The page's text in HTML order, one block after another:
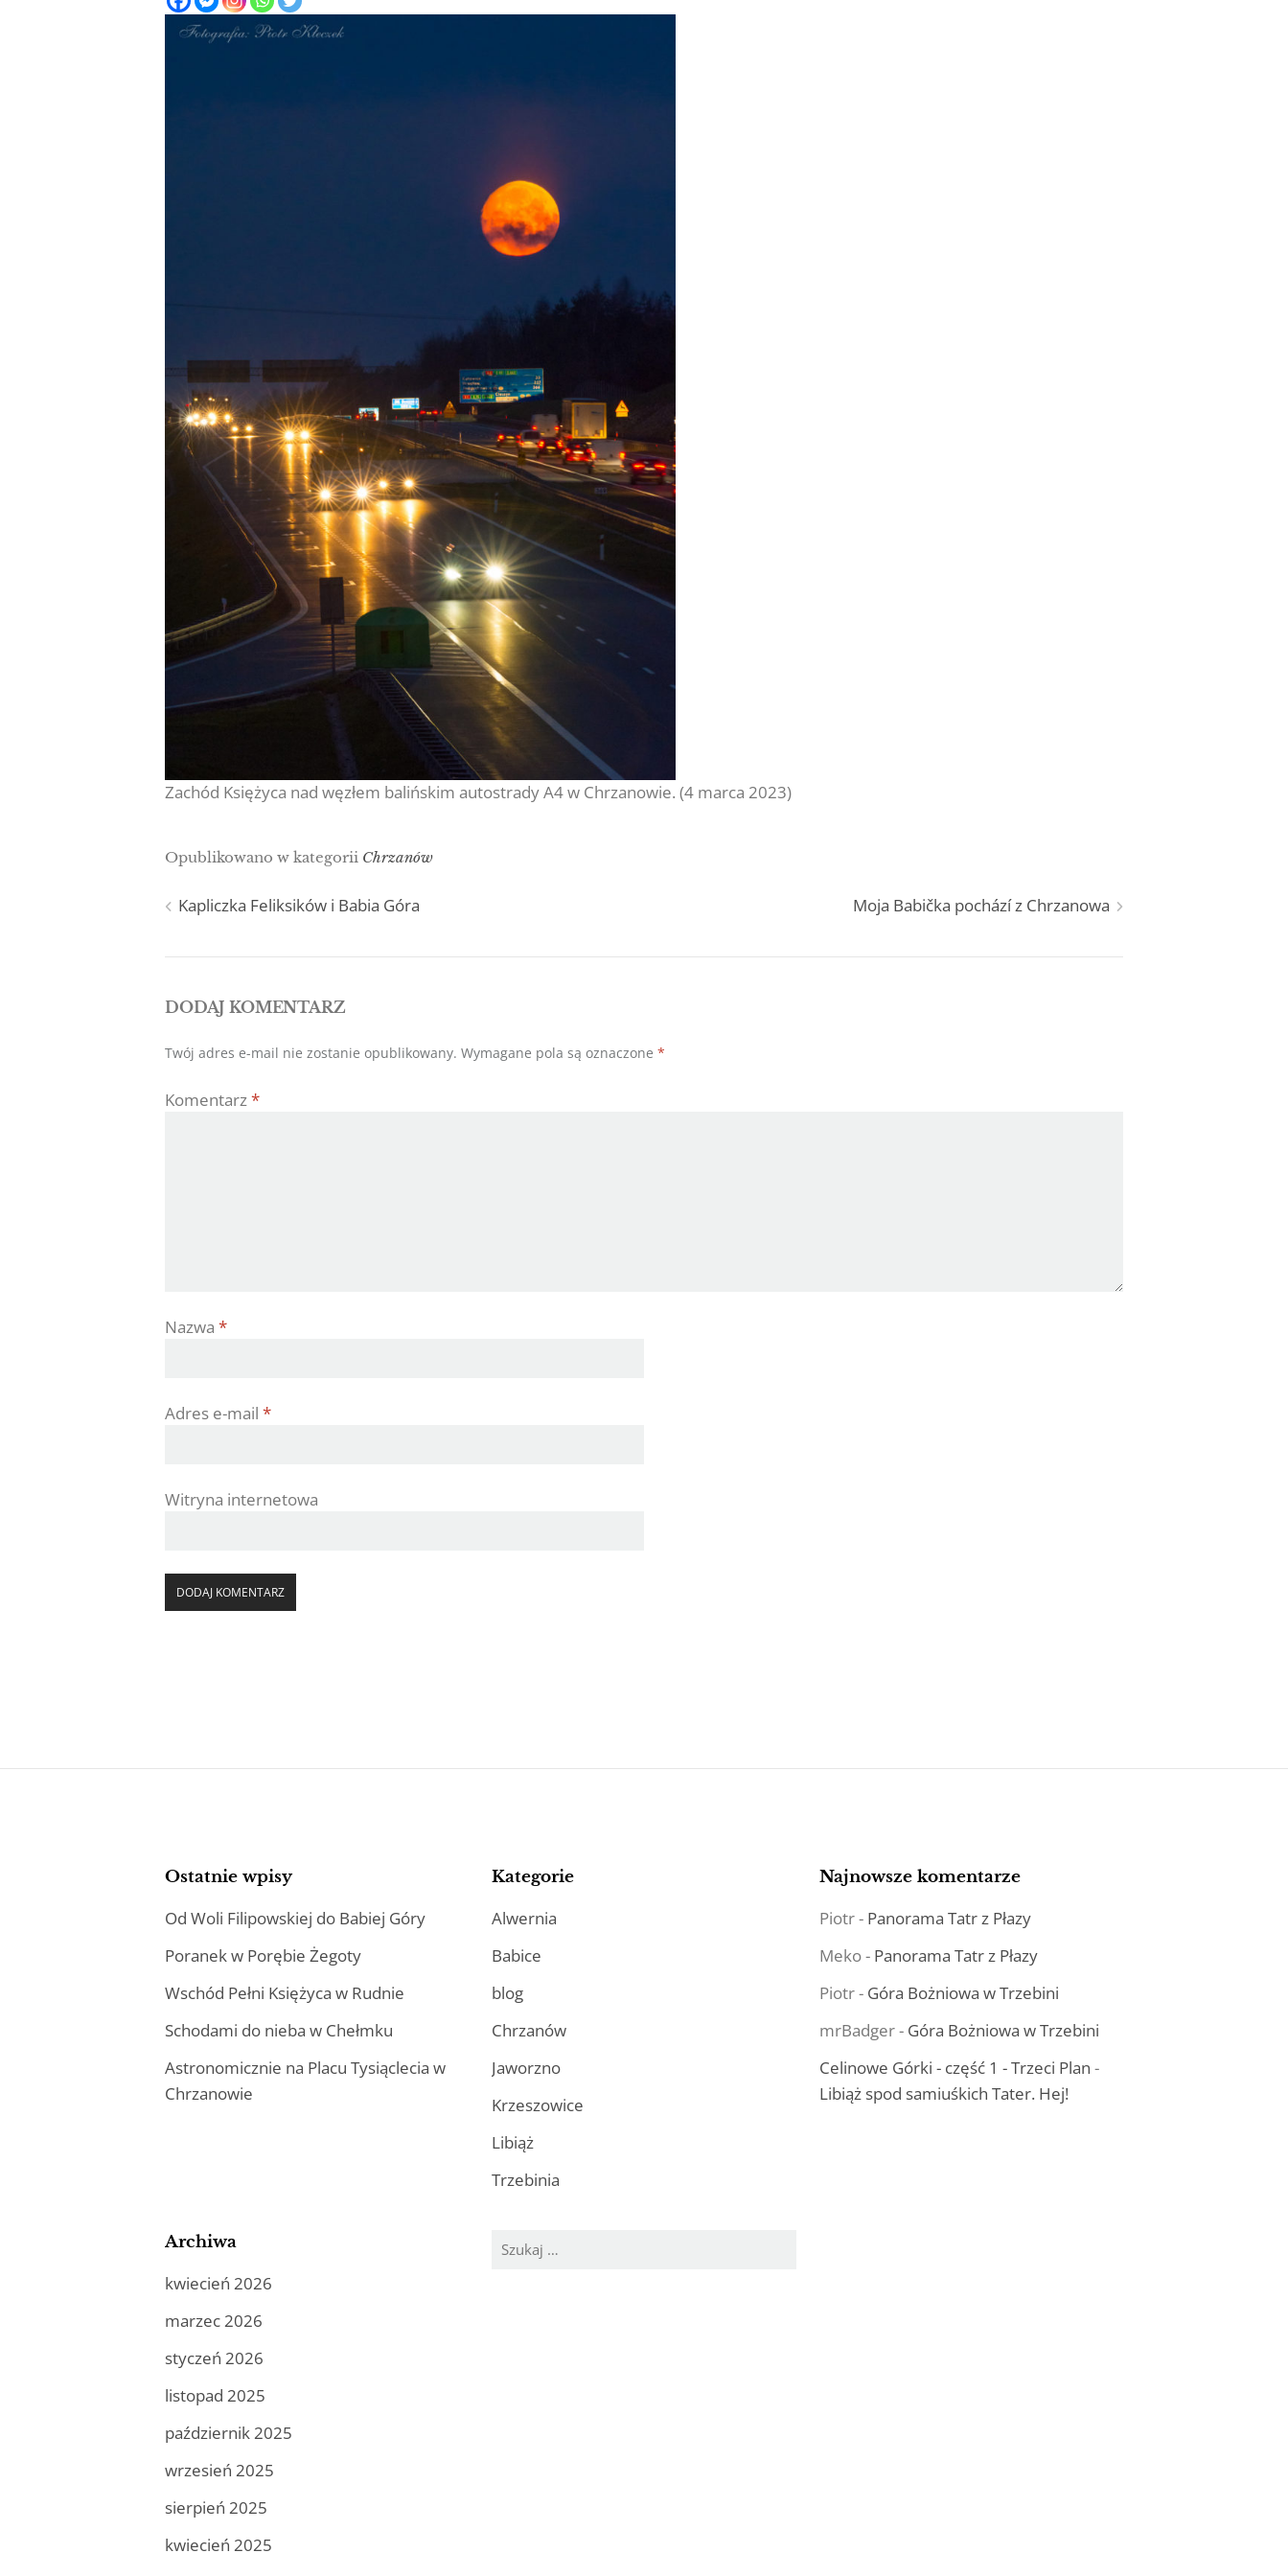
Zachód Księżyca nad węzłem balińskim autostrady A4 w Chrzanowie. (4 marca 2023)
Opublikowano w kategorii Chrzanów
Nawigacja
wpisu
Kapliczka Feliksików i Babia Góra Moja Babička pochází z Chrzanowa
DODAJ KOMENTARZ
Twój adres e-mail nie zostanie opublikowany. Wymagane pola są oznaczone *
Komentarz*
Nazwa *
Adres e-mail *
Witryna internetowa
Ostatnie wpisy
Od Woli Filipowskiej do Babiej Góry
Poranek w Porębie Żegoty
Wschód Pełni Księżyca w Rudnie
Schodami do nieba w Chełmku
Astronomicznie na Placu Tysiąclecia w
Chrzanowie
Kategorie
Alwernia
Babice
blog
Chrzanów
Jaworzno
Krzeszowice
Libiąż
Trzebinia
Najnowsze komentarze
Piotr- Panorama Tatr z Płazy
Meko- Panorama Tatr z Płazy
Piotr- Góra Bożniowa w Trzebini
mrBadger- Góra Bożniowa w Trzebini
Celinowe Górki - część 1 - Trzeci Plan -
Libiąż spod samiuśkich Tater. Hej!
Archiwa
kwiecień 2026
marzec 2026
styczeń 2026
listopad 2025
październik 2025
wrzesień 2025
sierpień 2025
kwiecień 2025
Szukaj: